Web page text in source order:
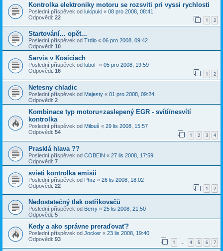
Kontrolka elektroniky motoru se rozsviti pri vyssi rychlosti
Poslední příspěvek od lukipuki « 08 pro 2008, 08:41
Odpovědi: 22 1 2
Startování... opět...
Poslední příspěvek od Trdlo « 06 pro 2008, 09:42
Odpovědi: 10
Servis v Kosiciach
Poslední příspěvek od luboF « 05 pro 2008, 19:59
Odpovědi: 16 1 2
Netesny chladic
Poslední příspěvek od Majesty « 01 pro 2008, 09:24
Odpovědi: 2
Kombinace typ motoru+zaslepený EGR - svítí/nesvítí
kontrolka
Poslední příspěvek od Milouš « 29 lis 2008, 15:57
Odpovědi: 54 1 2 3 4
Prasklá hlava ??
Poslední příspěvek od COBEIN « 27 lis 2008, 17:59
Odpovědi: 7
svieti kontrolka emisii
Poslední příspěvek od Phrz « 26 lis 2008, 18:02
Odpovědi: 22 1 2
Nedostatečný tlak ostřikovačů
Poslední příspěvek od Berry « 25 lis 2008, 21:50
Odpovědi: 5
Kedy a ako správne preraďovať?
Poslední příspěvek od Jocker « 23 lis 2008, 19:40
Odpovědi: 93 1 … 4 5 6 7